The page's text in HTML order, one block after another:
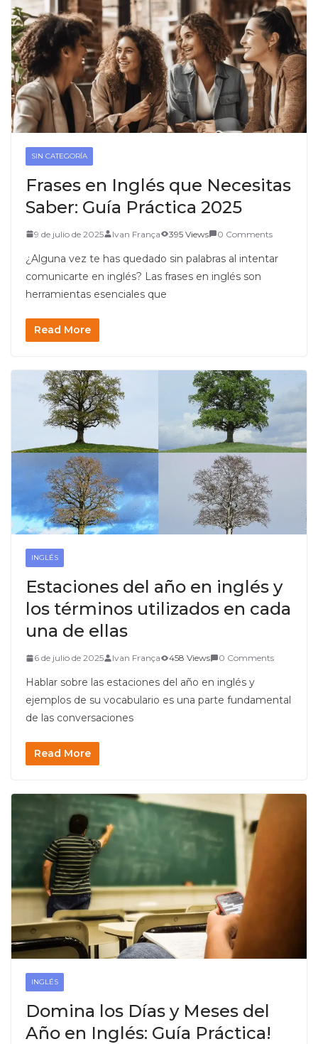
SIN CATEGORÍA
Frases en Inglés que Necesitas
Saber: Guía Práctica 2025
9 de julio de 2025 Ivan França 395 Views 0 Comments
¿Alguna vez te has quedado sin palabras al intentar
comunicarte en inglés? Las frases en inglés son
herramientas esenciales que
Read More
INGLÉS
Estaciones del año en inglés y
los términos utilizados en cada
una de ellas
6 de julio de 2025 Ivan França 458 Views 0 Comments
Hablar sobre las estaciones del año en inglés y
ejemplos de su vocabulario es una parte fundamental
de las conversaciones
Read More
INGLÉS
Domina los Días y Meses del
Año en Inglés: Guía Práctica!